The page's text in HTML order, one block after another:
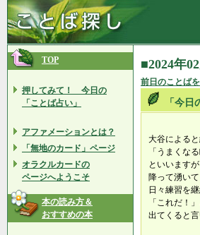
TOP
押してみて！ 今日の
「ことば占い」
アファメーションとは？
「無地のカード」ページ
オラクルカードの
ページへようこそ
本の読み方＆
おすすめの本
■2024年
前日のことば
「今日
大谷によると
「うまくな
といいます
降って湧い
日々練習を
「これだ！
出てくると言